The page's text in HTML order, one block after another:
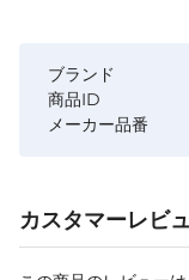
ブランド
商品ID
メーカー品番
カスタマーレビ